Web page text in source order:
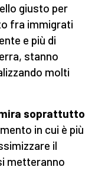
giusto per
fra immigrati
e più di
stanno
molti
soprattutto
in cui è più
il
metteranno